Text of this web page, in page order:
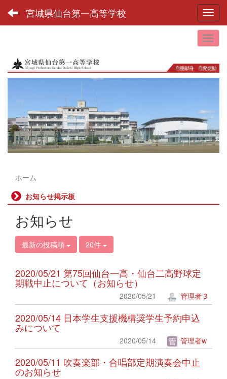
宮城県仙台第一高等学校
ホーム
お知らせ掲示板
お知らせ
最新の投稿順 20件
2020/05/21 第75回仙台一高・仙台二高野球定
期戦中止について（お知らせ）
2020/05/21 管理者３
2020/05/14 日本学生支援機構奨学生予約申込
みについて
2020/05/14 管理者w
2020/05/11 吹奏楽部・合唱部定期演奏会中止
のお知らせ